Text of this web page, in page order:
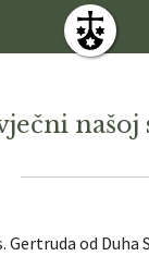
našoj
Gertruda od Duha